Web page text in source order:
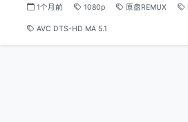
1个月前 1080p 原盘REMUX
AVC DTS-HD MA 5.1